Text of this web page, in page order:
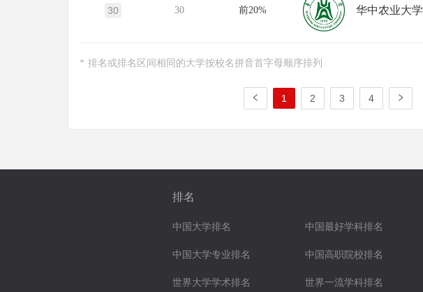
30 30 前20% 华中农业大学
* 排名或排名区间相同的大学按校名拼音首字母顺序排列
1 2 3 4
排名
中国大学排名
中国大学专业排名
世界大学学术排名
中国最好学科排名
中国高职院校排名
世界一流学科排名